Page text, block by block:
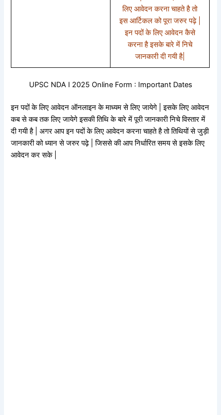
लिए आवेदन करना चाहते है तो
इस आर्टिकल को पूरा जरुर पढ़े |
इन पदों के लिए आवेदन कैसे
करना है इसके बारे में निचे
जानकारी दी गयी है|
UPSC NDA I 2025 Online Form : Important Dates
इन पदों के लिए आवेदन ऑनलाइन के माध्यम से लिए जायेगे | इसके लिए आवेदन
कब से कब तक लिए जायेगे इसकी तिथि के बारे में पूरी जानकारी निचे विस्तार में
दी गयी है | अगर आप इन पदों के लिए आवेदन करना चाहते है तो तिथियों से जुड़ी
जानकारी को ध्यान से जरुर पढ़े | जिससे की आप निर्धारित समय से इसके लिए
आवेदन कर सके |